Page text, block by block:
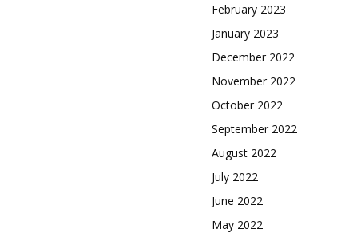
February 2023
January 2023
December 2022
November 2022
October 2022
September 2022
August 2022
July 2022
June 2022
May 2022